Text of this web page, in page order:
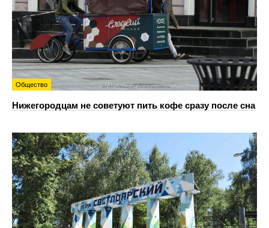
Общество
Нижегородцам не советуют пить кофе сразу после сна